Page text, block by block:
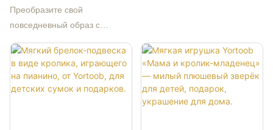
подставки для спины.
Мягкий Подвесной
Аксессуар Для Сумки.
Преобразите свой
повседневный образ с
милого плюшевого брелока в
виде розового зайчика!
Изготовленный из